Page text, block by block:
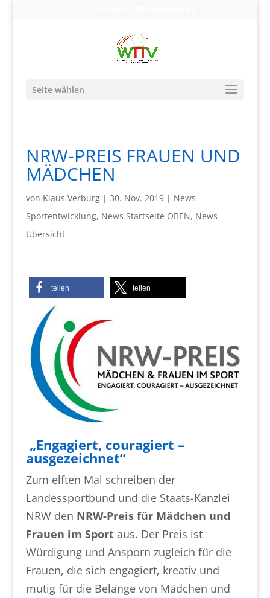
Seite wählen
NRW-PREIS FRAUEN UND
MÄDCHEN
von Klaus Verburg| 30. Nov. 2019| News
Sportentwicklung, News Startseite OBEN, News
Übersicht
teilen teilen
„Engagiert, couragiert –
ausgezeichnet“
Zum elften Mal schreiben der
Landessportbund und die Staats-Kanzlei
NRW den NRW-Preis für Mädchen und
Frauen im Sportaus. Der Preis ist
Würdigung und Ansporn zugleich für die
Frauen, die sich engagiert, kreativ und
mutig für die Belange von Mädchen und